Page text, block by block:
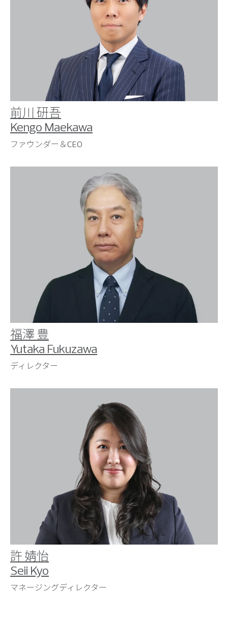
前川 研吾
Kengo Maekawa
ファウンダー＆CEO
福澤 豊
Yutaka Fukuzawa
ディレクター
許 婧怡
Seii Kyo
マネージングディレクター